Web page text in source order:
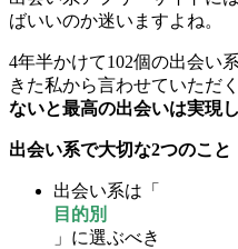
ばいいのか迷いますよね。
4年半かけて102個の出会い
きた私から言わせていただく
ないと最高の出会いは実現し
出会い系で大切な2つのこと
出会い系は「
目的別
」に選ぶべき